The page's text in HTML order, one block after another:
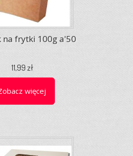
na frytki 100g a'50
11,99 zł
więcej